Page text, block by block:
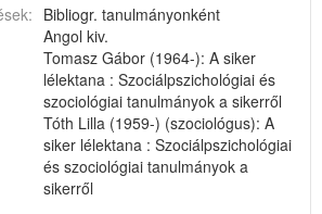
Bibliogr. tanulmányonként
Angol kiv.
Tomasz Gábor (1964-): A siker
lélektana : Szociálpszichológiai és
szociológiai tanulmányok a sikerről
Tóth Lilla (1959-) (szociológus): A
siker lélektana : Szociálpszichológiai
és szociológiai tanulmányok a
sikerről